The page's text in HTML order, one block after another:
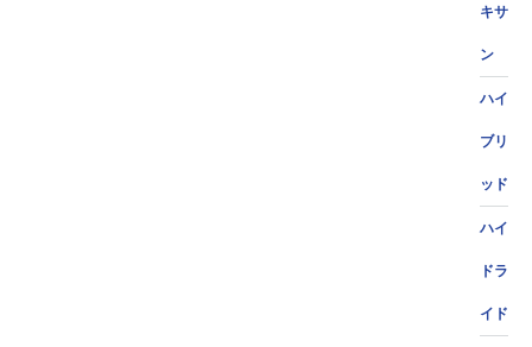
キサ
ン
ハイ
ブリ
ッド
ハイ
ドラ
イド